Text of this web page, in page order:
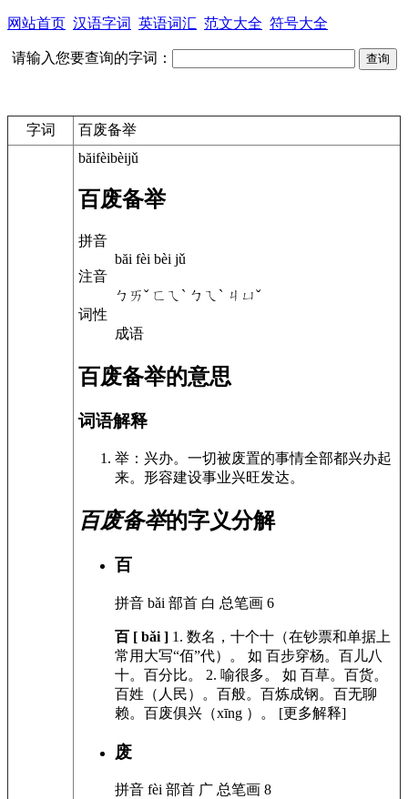
网站首页 汉语字词 英语词汇 范文大全 符号大全
请输入您要查询的字词：
字词 百废备举
băifèibèijǔ
百废备举
拼音
băi fèi bèi jǔ
注音
ㄅㄞˇ ㄈㄟˋ ㄅㄟˋ ㄐㄩˇ
词性
成语
百废备举的意思
词语解释
举：兴办。一切被废置的事情全部都兴办起
来。形容建设事业兴旺发达。
百废备举的字义分解
百
拼音 bǎi 部首 白 总笔画 6
百 [ bǎi ] 1. 数名，十个十（在钞票和单据上
常用大写“佰”代）。 如 百步穿杨。百儿八
十。百分比。
2. 喻很多。 如 百草。百货。
百姓（人民）。百般。百炼成钢。百无聊
赖。百废俱兴（xīng ）。
[更多解释]
废
拼音 fèi 部首 广 总笔画 8